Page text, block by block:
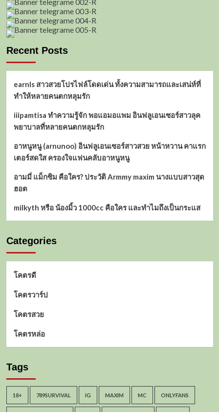
ยิมนาสติก
สาว
ทีม
ชาติ
ปัจจุบัน
เลย
มาก!
Recent Posts
earnls สาวสวยโปรไฟล์โดดเด่น ทั้งความสามารถและเสน่ห์ที่
ทำให้หลายคนตกหลุมรัก
iiipamtisa ทำความรู้จัก พอแอมอแพม อินฟลูเอนเซอร์สาวลุค
พยาบาลที่หลายคนตกหลุมรัก
อาหนูหนู (arnunoo) อินฟลูเอนเซอร์สาวสวย หน้าหวาน คาแรก
เตอร์สดใส ครองใจแฟนคลับอาหนูหนู
อามมี่ แม็กซิม คือใคร? ประวัติ Armmy maxim นางแบบสาวสุด
ฮอต
milkyth หรือ น้องมิ้ว 1000cc คือใคร และทำไมถึงเป็นกระแส
Categories
โคตรดี
โคตรวาร์ป
โคตรสวย
โคตรหล่อ
Tags
18+ 789SURVIVAL IG MAXIM MC ONLYFANS